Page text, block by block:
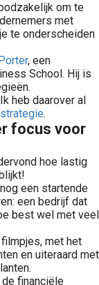
om te
met
te onderscheiden
, een
School. Hij is
heb daarover al
strategie.
focus voor
hoe lastig
een startende
een bedrijf dat
best wel met veel
met het
en uiteraard met
financiële